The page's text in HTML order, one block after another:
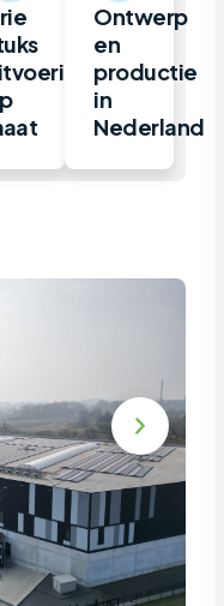
Ontwerp
en
productie
in
Nederland